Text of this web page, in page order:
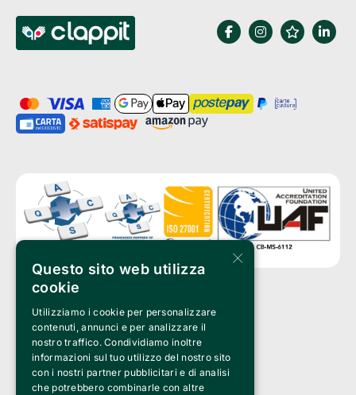
Clappit è un marchio di proprietà di:
Bemils Srl
a Socio Unico
Via Fosse Ardeatine, 4 -20092 Cinisello Balsamo (MI)
PI 05589050961
Iscr. C.C.I.A.A. Milano R.E.A. 1833471
© 2010-2025 Bemils Srl - Tutti i diritti riservati
×
Questo sito web utilizza
cookie
Utilizziamo i cookie per personalizzare
contenuti, annunci e per analizzare il
nostro traffico. Condividiamo inoltre
informazioni sul tuo utilizzo del nostro sito
con i nostri partner pubblicitari e di analisi
che potrebbero combinarle con altre